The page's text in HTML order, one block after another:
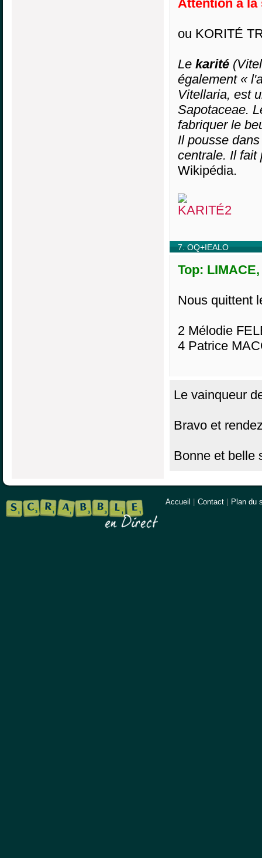
Attention à
ou KORITÉ
Le karité
également «
Vitellaria, est
Sapotaceae.
fabriquer le
Il pousse
centrale. Il fait
Wikipédia.
7. OQ+IEALO
Top:
Nous quittent
2 Mélodie
4 Patrice
Le vainqueur
Bravo et
Bonne et belle
Accueil Contact Plan du